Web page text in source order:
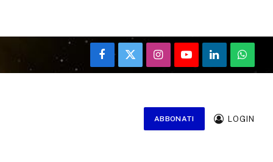
Facebook
X
(Twitter)
InstagramYouTubeLinkedIn
ABBONATI LOGIN